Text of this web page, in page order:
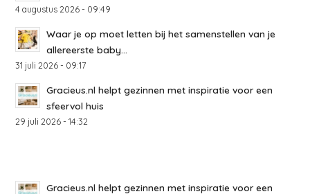
4 augustus 2026 - 09:49
Waar je op moet letten bij het samenstellen van je
allereerste baby...
31 juli 2026 - 09:17
Gracieus.nl helpt gezinnen met inspiratie voor een
sfeervol huis
29 juli 2026 - 14:32
Gracieus.nl helpt gezinnen met inspiratie voor een